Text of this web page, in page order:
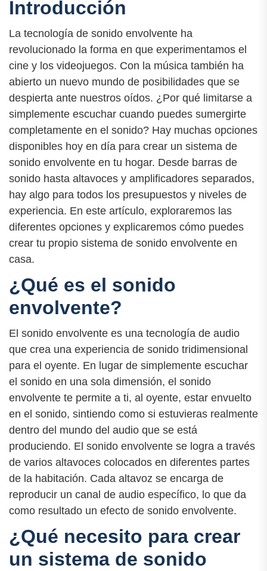
Introducción
La tecnología de sonido envolvente ha
revolucionado la forma en que experimentamos el
cine y los videojuegos. Con la música también ha
abierto un nuevo mundo de posibilidades que se
despierta ante nuestros oídos. ¿Por qué limitarse a
simplemente escuchar cuando puedes sumergirte
completamente en el sonido? Hay muchas opciones
disponibles hoy en día para crear un sistema de
sonido envolvente en tu hogar. Desde barras de
sonido hasta altavoces y amplificadores separados,
hay algo para todos los presupuestos y niveles de
experiencia. En este artículo, exploraremos las
diferentes opciones y explicaremos cómo puedes
crear tu propio sistema de sonido envolvente en
casa.
¿Qué es el sonido
envolvente?
El sonido envolvente es una tecnología de audio
que crea una experiencia de sonido tridimensional
para el oyente. En lugar de simplemente escuchar
el sonido en una sola dimensión, el sonido
envolvente te permite a ti, al oyente, estar envuelto
en el sonido, sintiendo como si estuvieras realmente
dentro del mundo del audio que se está
produciendo. El sonido envolvente se logra a través
de varios altavoces colocados en diferentes partes
de la habitación. Cada altavoz se encarga de
reproducir un canal de audio específico, lo que da
como resultado un efecto de sonido envolvente.
¿Qué necesito para crear
un sistema de sonido